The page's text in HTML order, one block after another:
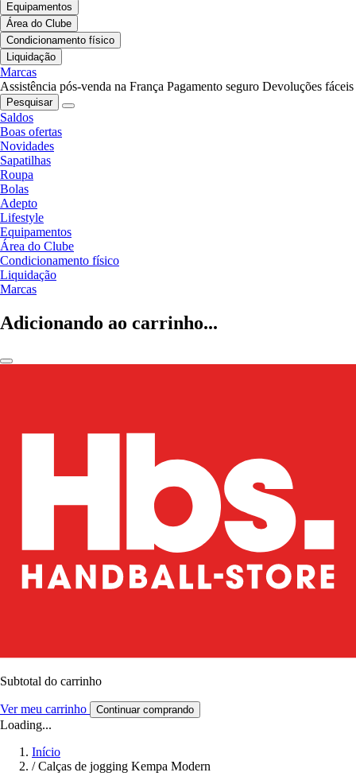
Equipamentos
Área do Clube
Condicionamento físico
Liquidação
Marcas
Assistência pós-venda na França Pagamento seguro Devoluções fáceis
Pesquisar
Saldos
Boas ofertas
Novidades
Sapatilhas
Roupa
Bolas
Adepto
Lifestyle
Equipamentos
Área do Clube
Condicionamento físico
Liquidação
Marcas
Adicionando ao carrinho...
Subtotal do carrinho
Ver meu carrinho Continuar comprando
Loading...
Início
/ Calças de jogging Kempa Modern